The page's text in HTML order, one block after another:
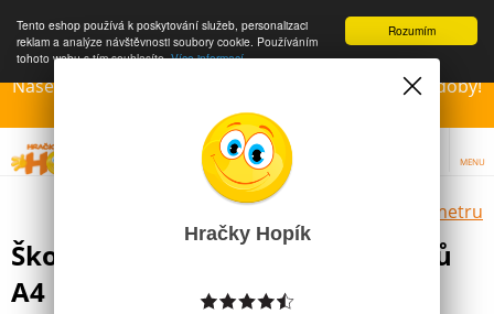
Rozumím
Tento eshop používá k poskytování služeb, personalizaci
reklam a analýze návštěvnosti soubory cookie. Používáním
tohoto webu s tím souhlasíte.Více informací
Naše Prodejny – Otevřeny dle otvírací prázdninové doby!
Přejeme krásné léto!!!
MENU
Výběr hraček dle zvoleného parametru
Školní Sešit 444 linkovaný 40 listů
A4
Hračky Hopík